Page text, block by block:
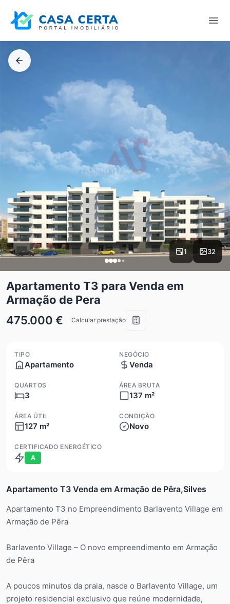
1 32
Apartamento T3 para Venda em
Armação de Pera
475.000 €
Calcular prestação
TIPO
Apartamento
NEGÓCIO
Venda
QUARTOS
3
ÁREA BRUTA
137 m²
ÁREA ÚTIL
127 m²
CONDIÇÃO
Novo
CERTIFICADO ENERGÉTICO
A
Apartamento T3 Venda em Armação de Pêra,Silves
Apartamento T3 no Empreendimento Barlavento Village em
Armação de Pêra
Barlavento Village – O novo empreendimento em Armação
de Pêra
A poucos minutos da praia, nasce o Barlavento Village, um
projeto residencial exclusivo que reúne modernidade,